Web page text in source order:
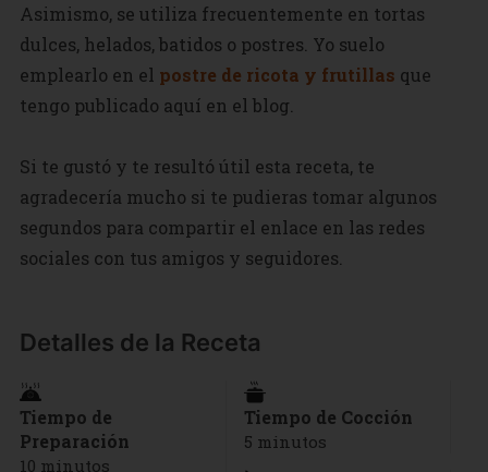
Asimismo, se utiliza frecuentemente en tortas
dulces, helados, batidos o postres. Yo suelo
emplearlo en el postre de ricota y frutillas que
tengo publicado aquí en el blog.
Si te gustó y te resultó útil esta receta, te
agradecería mucho si te pudieras tomar algunos
segundos para compartir el enlace en las redes
sociales con tus amigos y seguidores.
Detalles de la Receta
Tiempo de
Preparación
10 minutos
Tiempo de Cocción
5 minutos